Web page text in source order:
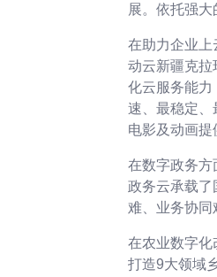
展。依托强
在助力企业上
动云新疆克拉
化云服务能力
速、最稳定、
电影及动画提
在数字政务方
政务云承载了
难、业务协同
在农业数字化
打造9大领域